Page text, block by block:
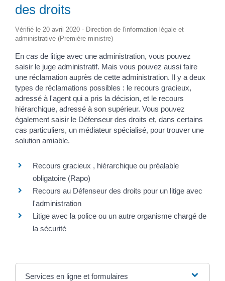
des droits
Vérifié le 20 avril 2020 - Direction de l'information légale et
administrative (Première ministre)
En cas de litige avec une administration, vous pouvez
saisir le juge administratif. Mais vous pouvez aussi faire
une réclamation auprès de cette administration. Il y a deux
types de réclamations possibles : le recours gracieux,
adressé à l'agent qui a pris la décision, et le recours
hiérarchique, adressé à son supérieur. Vous pouvez
également saisir le Défenseur des droits et, dans certains
cas particuliers, un médiateur spécialisé, pour trouver une
solution amiable.
Recours gracieux , hiérarchique ou préalable
obligatoire (Rapo)
Recours au Défenseur des droits pour un litige avec
l'administration
Litige avec la police ou un autre organisme chargé de
la sécurité
Services en ligne et formulaires